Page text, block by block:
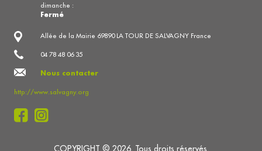
Allée de la Mairie 69890 LA TOUR DE SALVAGNY France
04 78 48 06 35
Nous contacter
http://www.salvagny.org
dimanche :
Fermé
COPYRIGHT © 2026. Tous droits réservés.